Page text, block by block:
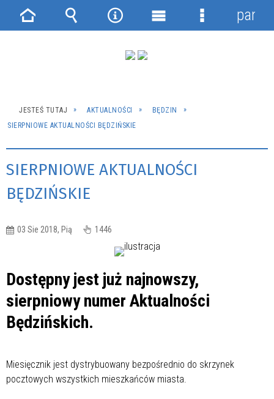
JESTEŚ TUTAJ AKTUALNOŚCI
BĘDZIN
SIERPNIOWE AKTUALNOŚCI BĘDZIŃSKIE
SIERPNIOWE AKTUALNOŚCI
BĘDZIŃSKIE
03 Sie 2018, Pią 1446
Dostępny jest już najnowszy,
sierpniowy numer Aktualności
Będzińskich.
Miesięcznik jest dystrybuowany bezpośrednio do skrzynek
pocztowych wszystkich mieszkańców miasta.
Strona Wyszukiwarka
NarzędziaMenu
Menu
panel